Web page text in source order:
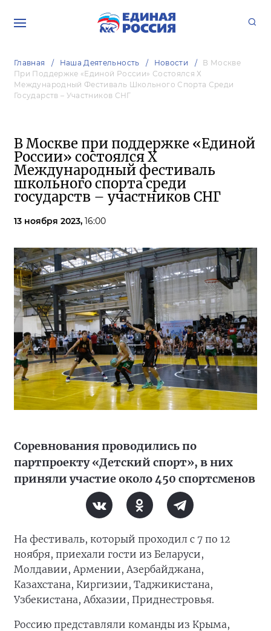
Главная Наша Деятельность Новости
В Москве
При Поддержке «Единой России» Состоялся Х
Международный Фестиваль Школьного Спорта Среди
Государств – Участников СНГ
В Москве при поддержке «Единой
России» состоялся Х
Международный фестиваль
школьного спорта среди
государств – участников СНГ
13 ноября 2023, 16:00
Соревнования проводились по
партпроекту «Детский спорт», в них
приняли участие около 450 спортсменов
На фестиваль, который проходил с 7 по 12
ноября, приехали гости из Беларуси,
Молдавии, Армении, Азербайджана,
Казахстана, Киргизии, Таджикистана,
Узбекистана, Абхазии, Приднестровья.
Россию представляли команды из Крыма,